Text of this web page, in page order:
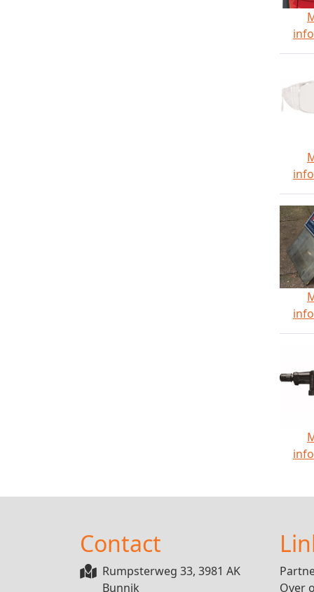
Contact
Rumpsterweg 33, 3981 AK
Bunnik
Over